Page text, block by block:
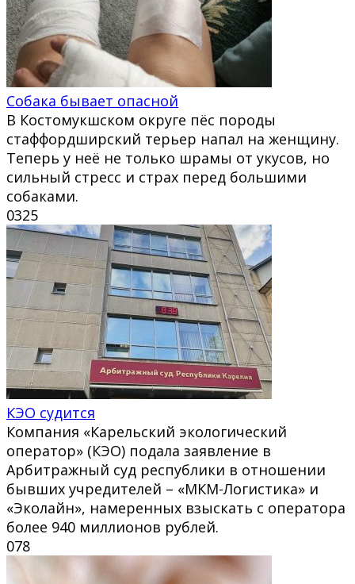
Собака бывает опасной
В Костомукшском округе пёс породы
стаффордширский терьер напал на женщину.
Теперь у неё не только шрамы от укусов, но
сильный стресс и страх перед большими
собаками.
0325
КЭО судится
Компания «Карельский экологический
оператор» (КЭО) подала заявление в
Арбитражный суд республики в отношении
бывших учредителей – «МКМ-Логистика» и
«Эколайн», намеренных взыскать с оператора
более 940 миллионов рублей.
078